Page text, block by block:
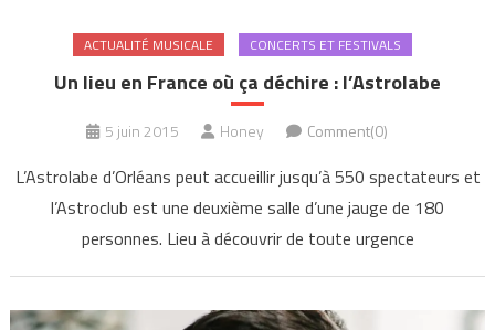
ACTUALITÉ MUSICALE CONCERTS ET FESTIVALS
Un lieu en France où ça déchire : l’Astrolabe
5 juin 2015 Honey Comment(0)
L’Astrolabe d’Orléans peut accueillir jusqu’à 550 spectateurs et
l’Astroclub est une deuxième salle d’une jauge de 180
personnes. Lieu à découvrir de toute urgence